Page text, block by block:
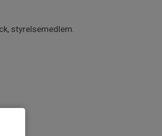
styrelsemedlem.